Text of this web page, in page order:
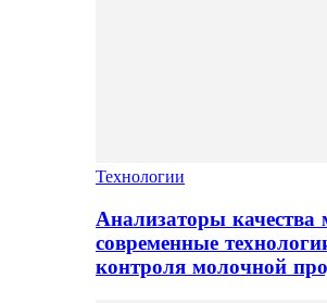
Технологии
Анализаторы качества
современные
контроля молочной